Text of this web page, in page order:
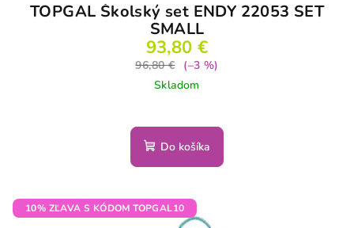
TOPGAL Školský set ENDY 22053 SET
SMALL
93,80 €
96,80 €
(–3 %)
Skladom
Do košíka
10% ZĽAVA S KÓDOM TOPGAL10